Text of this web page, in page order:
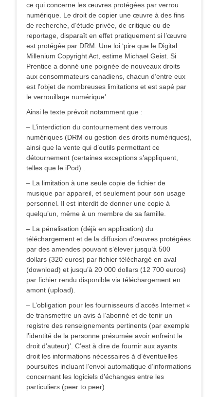
ce qui concerne les œuvres protégées par verrou
numérique. Le droit de copier une œuvre à des fins
de recherche, d’étude privée, de critique ou de
reportage, disparaît en effet pratiquement si l’œuvre
est protégée par DRM. Une loi ‘pire que le Digital
Millenium Copyright Act, estime Michael Geist. Si
Prentice a donné une poignée de nouveaux droits
aux consommateurs canadiens, chacun d’entre eux
est l’objet de nombreuses limitations et est sapé par
le verrouillage numérique’.
Ainsi le texte prévoit notamment que :
– L’interdiction du contournement des verrous
numériques (DRM ou gestion des droits numériques),
ainsi que la vente qui d’outils permettant ce
détournement (certaines exceptions s’appliquent,
telles que le iPod) .
– La limitation à une seule copie de fichier de
musique par appareil, et seulement pour son usage
personnel. Il est interdit de donner une copie à
quelqu’un, même à un membre de sa famille.
– La pénalisation (déjà en application) du
téléchargement et de la diffusion d’œuvres protégées
par des amendes pouvant s’élever jusqu’à 500
dollars (320 euros) par fichier téléchargé en aval
(download) et jusqu’à 20 000 dollars (12 700 euros)
par fichier rendu disponible via téléchargement en
amont (upload).
– L’obligation pour les fournisseurs d’accès Internet «
de transmettre un avis à l’abonné et de tenir un
registre des renseignements pertinents (par exemple
l’identité de la personne présumée avoir enfreint le
droit d’auteur)’. C’est à dire de fournir aux ayants
droit les informations nécessaires à d’éventuelles
poursuites incluant l’envoi automatique d’informations
concernant les logiciels d’échanges entre les
particuliers (peer to peer).